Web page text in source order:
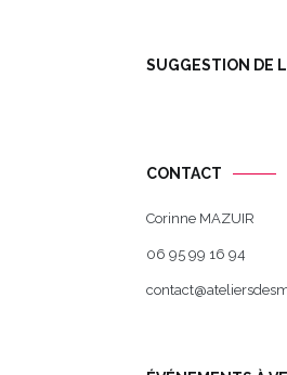
SUGGESTION DE
CONTACT
Corinne MAZUIR
06 95 99 16 94